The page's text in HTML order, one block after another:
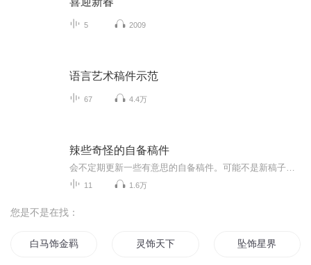
5 2009
语言艺术稿件示范
67 4.4万
辣些奇怪的自备稿件
11 1.6万
您是不是在找：
白马饰金羁 灵饰天下 坠饰星界